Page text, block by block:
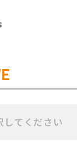
してください